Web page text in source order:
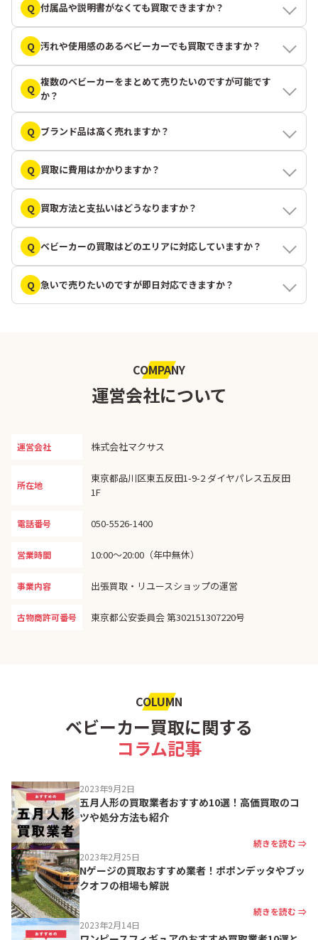
Q 付属品や説明書がなくても買取できますか？
Q 汚れや使用感のあるベビーカーでも買取できますか？
Q
複数のベビーカーをまとめて売りたいのですが可能です
か？
Q ブランド品は高く売れますか？
Q 買取に費用はかかりますか？
Q 買取方法と支払いはどうなりますか？
Q ベビーカーの買取はどのエリアに対応していますか？
Q 急いで売りたいのですが即日対応できますか？
COMPANY
運営会社について
運営会社 株式会社マクサス
所在地
東京都品川区東五反田1-9-2 ダイヤパレス五反田
1F
電話番号 050-5526-1400
営業時間 10:00〜20:00（年中無休）
事業内容 出張買取・リユースショップの運営
古物商許可番号 東京都公安委員会 第302151307220号
COLUMN
ベビーカー買取に関する
コラム記事
2023年9月2日
五月人形の買取業者おすすめ10選！高価買取のコ
ツや処分方法も紹介
続きを読む ⇒
2023年2月25日
Nゲージの買取おすすめ業者！ポポンデッタやブッ
クオフの相場も解説
続きを読む ⇒
2023年2月14日